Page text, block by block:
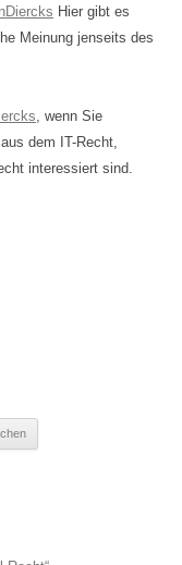
Hier gibt es
Meinung jenseits des
, wenn Sie
dem IT-Recht,
interessiert sind.